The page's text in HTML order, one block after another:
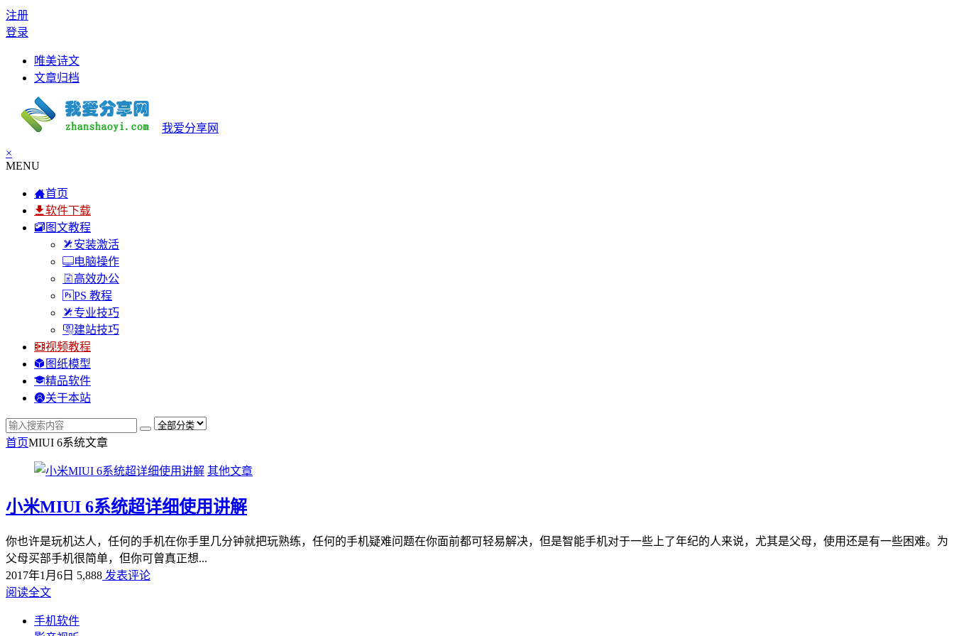
注册
登录
唯美诗文
文章归档
我爱分享网
×
MENU
首页
软件下载
图文教程
安装激活
电脑操作
高效办公
PS 教程
专业技巧
建站技巧
视频教程
图纸模型
精品软件
关于本站
首页MIUI 6系统文章
其他文章
小米MIUI 6系统超详细使用讲解
你也许是玩机达人，任何的手机在你手里几分钟就把玩熟练，任何的手机疑难问题在你面前都可轻易解决，但是智能手机对于一些上了年纪的人来说，尤其是父母，使用还是有一些困难。为
父母买部手机很简单，但你可曾真正想...
2017年1月6日 5,888 发表评论
阅读全文
手机软件